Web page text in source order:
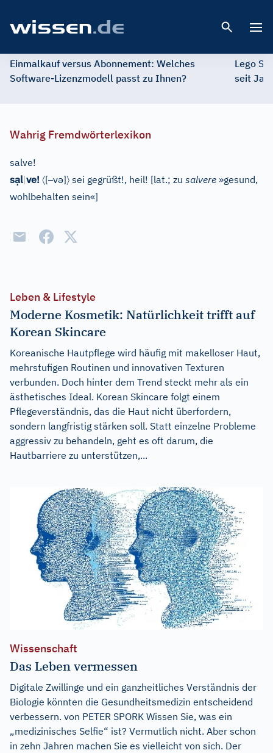
Einmalkauf versus Abonnement: Welches
Software-Lizenzmodell passt zu Ihnen?
Lego
seit
Wahrig Fremdwörterlexikon
salve!
sạl|ve! 〈[–və]〉 sei gegrüßt!, heil! [lat.; zu salvere »gesund,
wohlbehalten sein«]
Leben & Lifestyle
Moderne Kosmetik: Natürlichkeit trifft auf
Korean Skincare
Koreanische Hautpflege wird häufig mit makelloser Haut,
mehrstufigen Routinen und innovativen Texturen
verbunden. Doch hinter dem Trend steckt mehr als ein
ästhetisches Ideal. Korean Skincare folgt einem
Pflegeverständnis, das die Haut nicht überfordern,
sondern langfristig stärken soll. Statt einzelne Probleme
aggressiv zu behandeln, geht es oft darum, die
Hautbarriere zu unterstützen,...
Wissenschaft
Das Leben vermessen
Digitale Zwillinge und ein ganzheitliches Verständnis der
Biologie könnten die Gesundheitsmedizin entscheidend
verbessern. von PETER SPORK Wissen Sie, was ein
„medizinisches Selfie“ ist? Vermutlich nicht. Aber schon
in zehn Jahren machen Sie es vielleicht von sich. Der